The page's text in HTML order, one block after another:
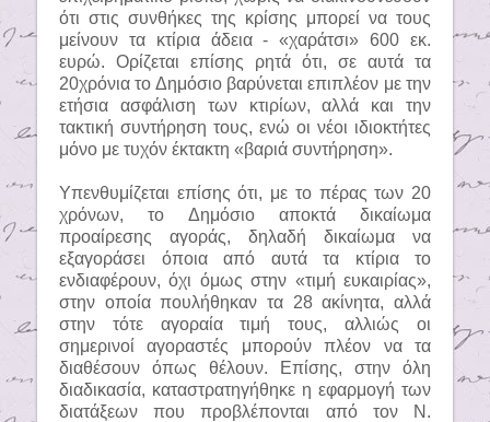
ότι στις συνθήκες της κρίσης μπορεί να τους
μείνουν τα κτίρια άδεια - «χαράτσι» 600 εκ.
ευρώ. Ορίζεται επίσης ρητά ότι, σε αυτά τα
20χρόνια το Δημόσιο βαρύνεται επιπλέον με την
ετήσια ασφάλιση των κτιρίων, αλλά και την
τακτική συντήρηση τους, ενώ οι νέοι ιδιοκτήτες
μόνο με τυχόν έκτακτη «βαριά συντήρηση».
Υπενθυμίζεται επίσης ότι, με το πέρας των 20
χρόνων, το Δημόσιο αποκτά δικαίωμα
προαίρεσης αγοράς, δηλαδή δικαίωμα να
εξαγοράσει όποια από αυτά τα κτίρια το
ενδιαφέρουν, όχι όμως στην «τιμή ευκαιρίας»,
στην οποία πουλήθηκαν τα 28 ακίνητα, αλλά
στην τότε αγοραία τιμή τους, αλλιώς οι
σημερινοί αγοραστές μπορούν πλέον να τα
διαθέσουν όπως θέλουν. Επίσης, στην όλη
διαδικασία, καταστρατηγήθηκε η εφαρμογή των
διατάξεων που προβλέπονται από τον Ν.